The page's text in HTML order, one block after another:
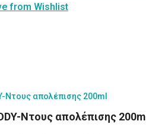
from Wishlist
Nτους απολέπισης 200ml